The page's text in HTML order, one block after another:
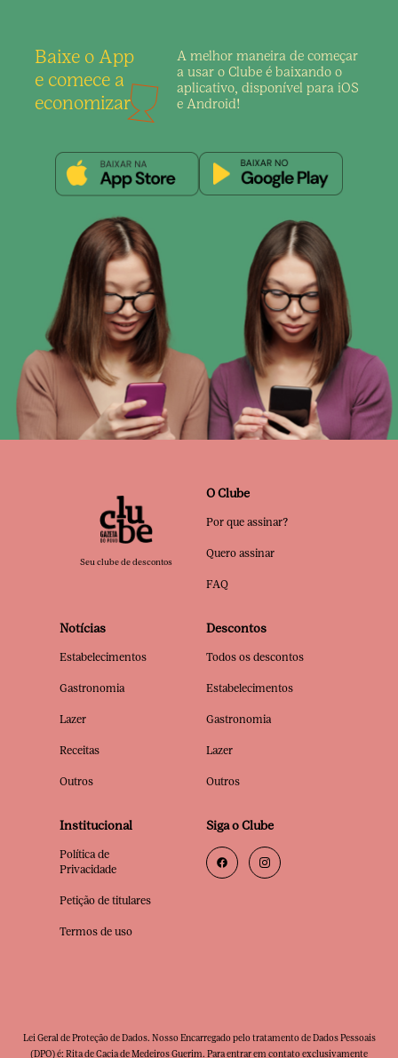
Baixe o App
e comece a
economizar
A melhor maneira de começar
a usar o Clube é baixando o
aplicativo, disponível para iOS
e Android!
Seu clube de descontos
O Clube
Por que assinar?
Quero assinar
FAQ
Notícias
Estabelecimentos
Gastronomia
Lazer
Receitas
Outros
Descontos
Todos os descontos
Estabelecimentos
Gastronomia
Lazer
Outros
Institucional
Política de
Privacidade
Petição de titulares
Termos de uso
Siga o Clube
Lei Geral de Proteção de Dados. Nosso Encarregado pelo tratamento de Dados Pessoais
(DPO) é: Rita de Cacia de Medeiros Guerim. Para entrar em contato exclusivamente